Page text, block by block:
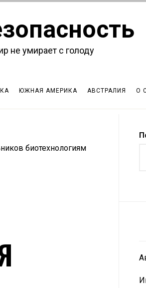
не умирает с голоду
ЮЖНАЯ АМЕРИКА АВСТРАЛИЯ О
биотехнологиям